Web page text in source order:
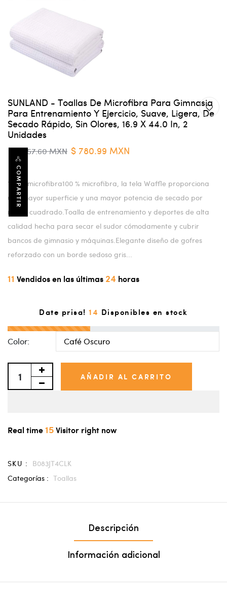
COMPARTIR
SUNLAND - Toallas De Microfibra Para Gimnasia
Para Entrenamiento Y Ejercicio, Suave, Ligera, De
Secado Rápido, Sin Olores, 16.9 X 44.0 In, 2
Unidades
$ 1,557.60 MXN $ 780.99 MXN
100 % microfibra100 % microfibra, la tela Waffle proporciona
una mayor superficie y una mayor potencia de secado por
metro cuadrado.Toalla de entrenamiento y deportes de alta
calidad hecha para secar el sudor cómodamente y cubrir
bancos de gimnasio y máquinas.Elegante diseño de gofres
reforzado con un borde sedoso gris...
11 Vendidos en las últimas 24 horas
Date prisa!14 Disponibles en stock
Color:
AÑADIR AL CARRITO
Real time15Visitor right now
SKU :
B083JT4CLK
Categorías : Toallas
Descripción
Información adicional